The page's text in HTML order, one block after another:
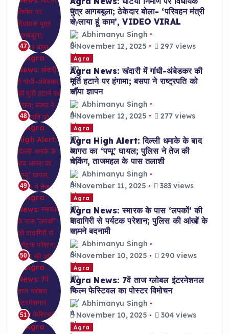
47
पुत्र आगबबूला; ठेकेदार बोला- ‘परिवहन मंत्री
से लाया हूं काम’, VIDEO VIRAL
Abhimanyu Singh
November 12, 2025
297 views
48
Agra
Agra News: खंदारी में गांधी-अंबेडकर की
मूर्ति हटाने पर हंगामा; बसपा ने राष्ट्रपति को
सौंपा ज्ञापन
Abhimanyu Singh
November 12, 2025
277 views
49
Agra
Agra High Alert: दिल्ली धमाके के बाद
आगरा का ‘पप्पू’ घायल; पुलिस ने तेज की
चेकिंग, ताजमहल के पास तलाशी
Abhimanyu Singh
November 11, 2025
383 views
50
Agra
Agra News: स्मारक के पास ‘लपकों’ की
दादागिरी से पर्यटक परेशान; पुलिस की आंखों के
सामने बदनामी
Abhimanyu Singh
November 10, 2025
290 views
51
Agra
Agra News: 7वें ताज ग्लोबल इंटरनेशनल
फिल्म फेस्टिवल का पोस्टर विमोचन
Abhimanyu Singh
November 10, 2025
304 views
Agra